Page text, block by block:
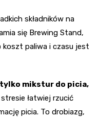
składników na
się Brewing Stand,
koszt paliwa i czasu jest
mikstur do picia,
stresie łatwiej rzucić
picia. To drobiazg,